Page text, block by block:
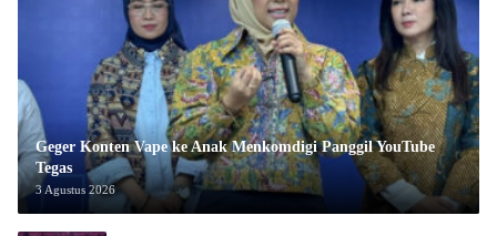
Geger Konten Vape ke Anak Menkomdigi Panggil YouTube
Tegas
3 Agustus 2026